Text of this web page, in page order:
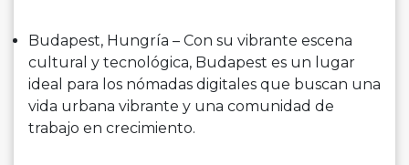
Budapest, Hungría – Con su vibrante escena
cultural y tecnológica, Budapest es un lugar
ideal para los nómadas digitales que buscan una
vida urbana vibrante y una comunidad de
trabajo en crecimiento.